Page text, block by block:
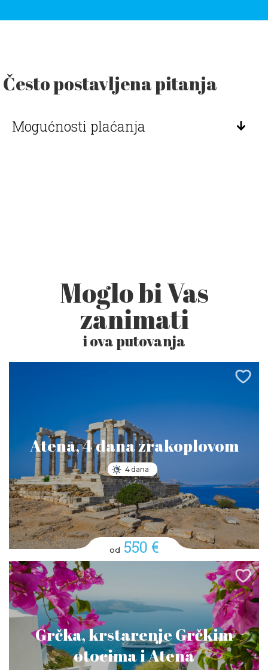
Često postavljena pitanja
Mogućnosti plaćanja
Moglo bi Vas
zanimati
i ova putovanja
Atena, 4 dana zrakoplovom
4 dana
od 550 €
Grčka, krstarenje Grčkim
otocima i Atena